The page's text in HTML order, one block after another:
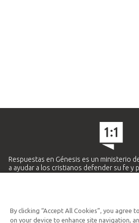
Respuestas en Génesis es un ministerio
a ayudar a los cristianos defender su fe y
Ministerio
By clicking “Accept All Cookies”, you agree
on your device to enhance site navigation,